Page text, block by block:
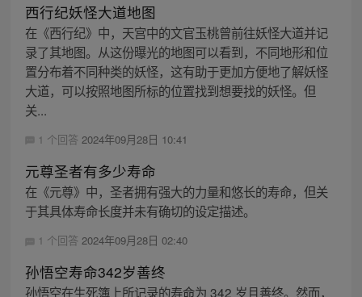
西行纪妖怪大道地图
在《西行纪》中，天宫中的文官玉桃曾前往妖怪大道并记
录了其地图。从这份曝光的地图可以看到，不同地形和位
置分布着不同种类的妖怪，这有助于更加方便地了解妖怪
大道，可以按照地图所标的位置找到想要找的妖怪。但
关...
1 个回答 2024年09月28日 10:41
元尊圣者有多少寿命
在《元尊》中，圣者拥有强大的力量和悠长的寿命，但关
于其具体寿命长度并未有确切的设定描述。
1 个回答 2024年09月28日 02:40
孙悟空寿命342岁善终
孙悟空在生死簿上所记录的寿命为 342 岁且善终。然而，